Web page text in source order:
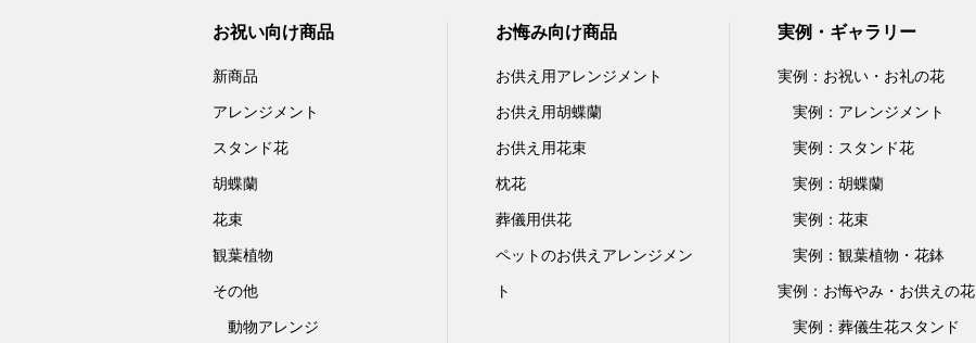
お祝い向け商品
新商品
アレンジメント
スタンド花
胡蝶蘭
花束
観葉植物
その他
動物アレンジ
お悔み向け商品
お供え用アレンジメント
お供え用胡蝶蘭
お供え用花束
枕花
葬儀用供花
ペットのお供えアレンジメン
ト
実例・ギャラリー
実例：お祝い・お礼の花
実例：アレンジメント
実例：スタンド花
実例：胡蝶蘭
実例：花束
実例：観葉植物・花鉢
実例：お悔やみ・お供えの花
実例：葬儀生花スタンド